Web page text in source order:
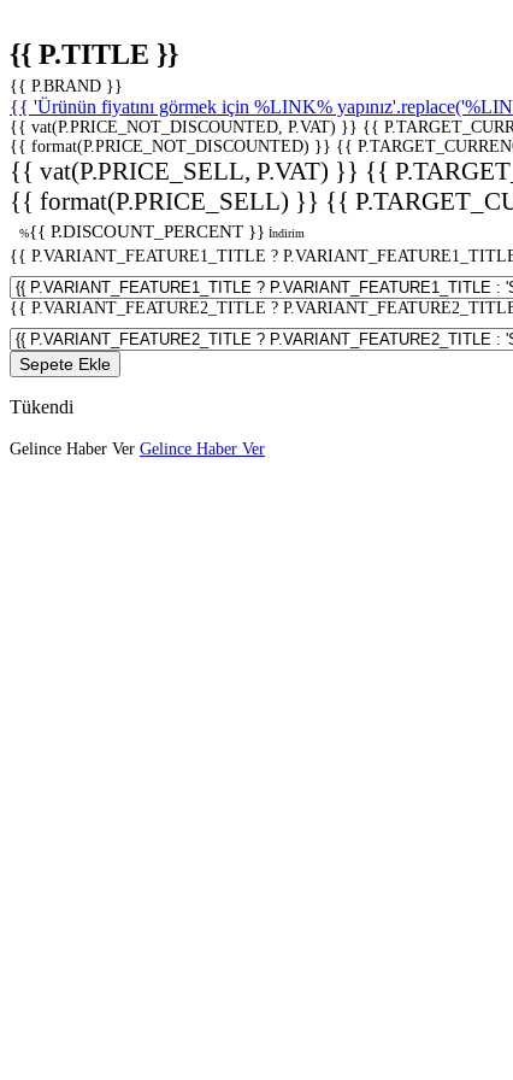
{{ P.TITLE }}
{{ P.BRAND }}
{{ 'Ürünün fiyatını görmek için %LINK%
{{ vat(P.PRICE_NOT_DISCOUNTED, P.VAT) }} {{
{{ format(P.PRICE_NOT_DISCOUNTED) }} {{
{{ vat(P.PRICE_SELL, P.VAT) }} {{
{{ format(P.PRICE_SELL) }} {{
%{{ P.DISCOUNT_PERCENT }} İndirim
{{ P.VARIANT_FEATURE1_TITLE ?
{{ P.VARIANT_FEATURE2_TITLE ?
Sepete Ekle
Tükendi
Gelince Haber Ver Gelince Haber Ver